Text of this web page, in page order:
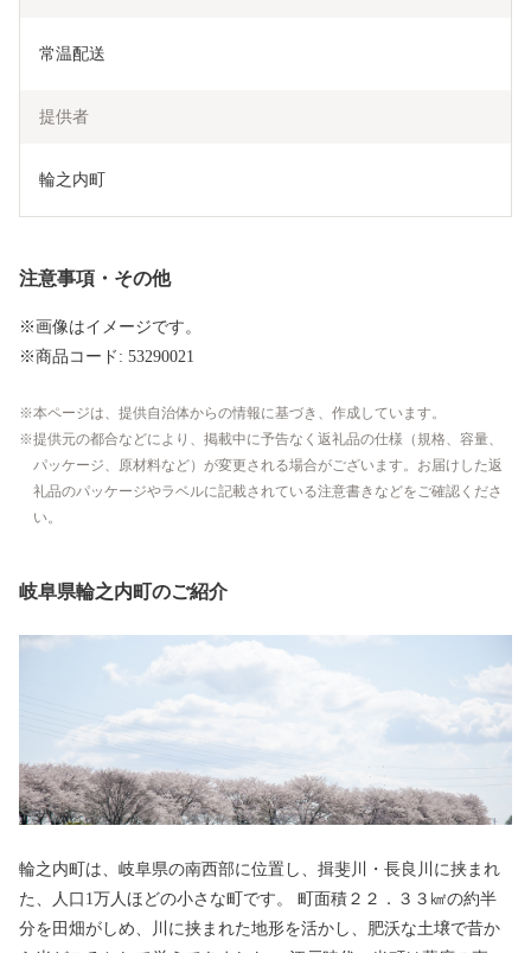
常温配送
提供者
輪之内町
注意事項・その他
※画像はイメージです。
※商品コード: 53290021
本ページは、提供自治体からの情報に基づき、作成しています。
提供元の都合などにより、掲載中に予告なく返礼品の仕様（規格、容量、
パッケージ、原材料など）が変更される場合がございます。お届けした返
礼品のパッケージやラベルに記載されている注意書きなどをご確認くださ
い。
岐阜県輪之内町のご紹介
輪之内町は、岐阜県の南西部に位置し、揖斐川・長良川に挟まれ
た、人口1万人ほどの小さな町です。 町面積２２．３３㎢の約半
分を田畑がしめ、川に挟まれた地形を活かし、肥沃な土壌で昔か